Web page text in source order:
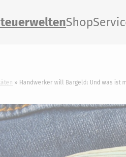
Shop
Handwerker will Bargeld: Und was ist